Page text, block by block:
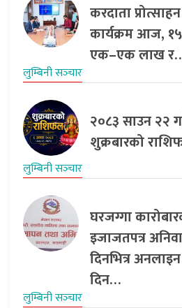
करदाता
कार्यक्रम आज,
एक–एक लाख
लुम्बिनी सञ्‍चार
२०८३ साउन २२
शुक्रबारको
लुम्बिनी सञ्‍चार
घरजग्गा
इजाजतपत्र
दिनभित्र
दिन…
लुम्बिनी सञ्‍चार